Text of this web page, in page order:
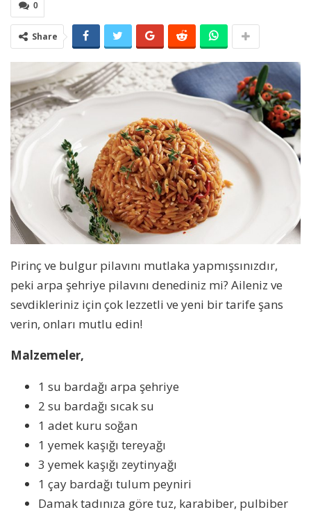
0
Share
Pirinç ve bulgur pilavını mutlaka yapmışsınızdır,
peki arpa şehriye pilavını denediniz mi? Aileniz ve
sevdikleriniz için çok lezzetli ve yeni bir tarife şans
verin, onları mutlu edin!
Malzemeler,
1 su bardağı arpa şehriye
2 su bardağı sıcak su
1 adet kuru soğan
1 yemek kaşığı tereyağı
3 yemek kaşığı zeytinyağı
1 çay bardağı tulum peyniri
Damak tadınıza göre tuz, karabiber, pulbiber